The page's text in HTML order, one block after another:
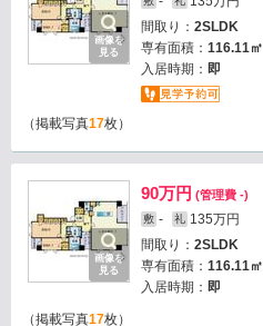
画像を
見る
間取り： 2SLDK
専有面積： 116.11㎡
入居時期： 即
（掲載写真17枚）
画像を
見る
90万円 (管理費 -)
敷 - 礼 135万円
間取り： 2SLDK
専有面積： 116.11㎡
入居時期： 即
（掲載写真17枚）